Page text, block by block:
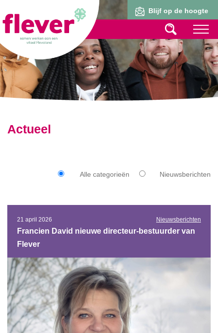
Blijf op de hoogte
Actueel
Alle categorieën Nieuwsberichten
21 april 2026 Nieuwsberichten
Francien David nieuwe directeur-bestuurder van
Flever